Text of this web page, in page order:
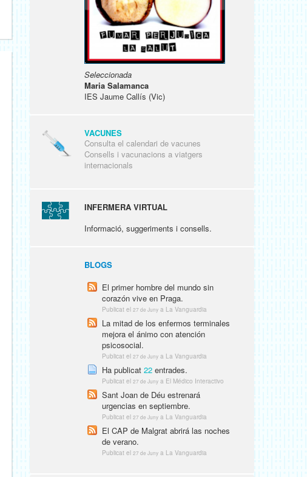
Seleccionada
Maria Salamanca
IES Jaume Callís (Vic)
VACUNES
Consulta el calendari de vacunes
Consells i vacunacions a viatgers
internacionals
INFERMERA VIRTUAL
Informació, suggeriments i consells.
BLOGS
El primer hombre del mundo sin
corazón vive en Praga.
Publicat el 27 de Juny a La Vanguardia
La mitad de los enfermos terminales
mejora el ánimo con atención
psicosocial.
Publicat el 27 de Juny a La Vanguardia
Ha publicat 22 entrades.
Publicat el 27 de Juny a El Médico Interactivo
Sant Joan de Déu estrenará
urgencias en septiembre.
Publicat el 27 de Juny a La Vanguardia
El CAP de Malgrat abrirá las noches
de verano.
Publicat el 27 de Juny a La Vanguardia